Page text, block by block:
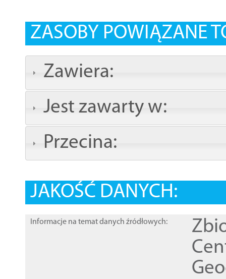
ZASOBY POWIĄZANE
Zawiera:
Jest zawarty w:
Przecina:
JAKOŚĆ DANYCH:
Informacje na temat danych źródłowych: